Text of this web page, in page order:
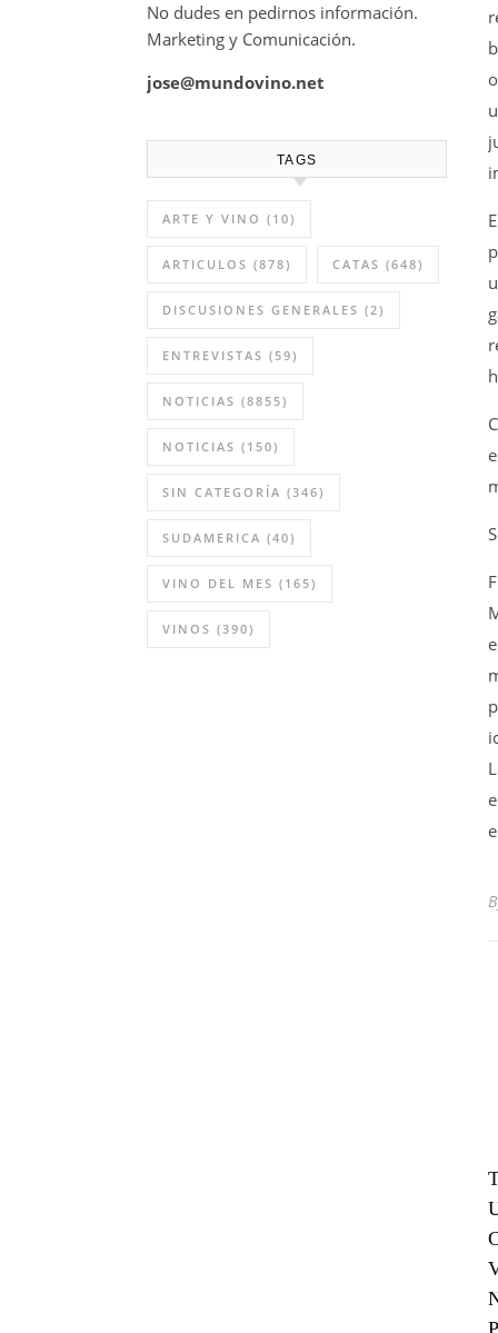
No dudes en pedirnos información.
Marketing y Comunicación.
jose@mundovino.net
TAGS
ARTE Y VINO (10)
ARTICULOS (878) CATAS (648)
DISCUSIONES GENERALES (2)
ENTREVISTAS (59)
NOTICIAS (8855)
NOTICIAS (150)
SIN CATEGORÍA (346)
SUDAMERICA (40)
VINO DEL MES (165)
VINOS (390)